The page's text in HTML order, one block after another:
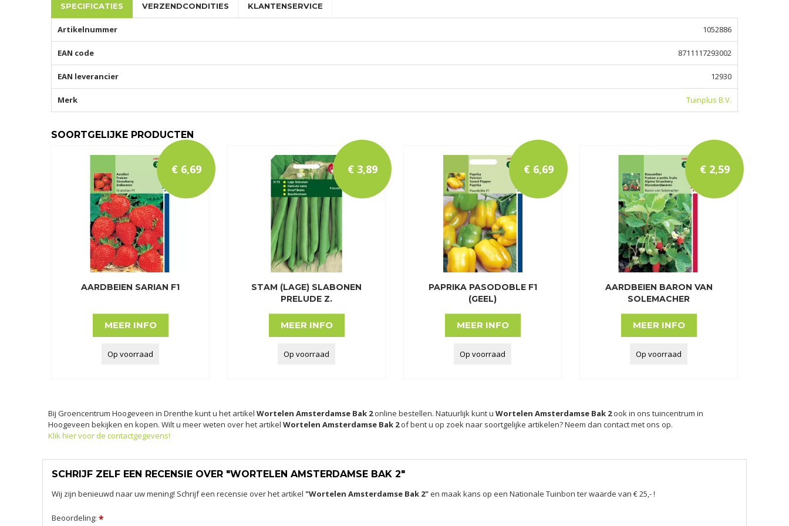
SPECIFICATIES VERZENDCONDITIES KLANTENSERVICE
Artikelnummer 1052886
EAN code 8711117293002
EAN leverancier 12930
Merk Tuinplus B.V.
SOORTGELIJKE PRODUCTEN
AARDBEIEN SARIAN F1
€ 6,69
MEER INFO
Op voorraad
STAM (LAGE) SLABONEN
PRELUDE Z.
€ 3,89
MEER INFO
Op voorraad
PAPRIKA PASODOBLE F1
(GEEL)
€ 6,69
MEER INFO
Op voorraad
AARDBEIEN BARON VAN
SOLEMACHER
€ 2,59
MEER INFO
Op voorraad
Bij Groencentrum Hoogeveen in Drenthe kunt u het artikel Wortelen Amsterdamse Bak 2online bestellen. Natuurlijk kunt u Wortelen Amsterdamse Bak 2ook in ons tuincentrum in
Hoogeveen bekijken en kopen. Wilt u meer weten over het artikel Wortelen Amsterdamse Bak 2of bent u op zoek naar soortgelijke artikelen? Neem dan contact met ons op.
Klik hier voor de contactgegevens!
SCHRIJF ZELF EEN RECENSIE OVER "WORTELEN AMSTERDAMSE BAK 2"
Wij zijn benieuwd naar uw mening! Schrijf een recensie over het artikel "Wortelen Amsterdamse Bak 2"en maak kans op een Nationale Tuinbon ter waarde van € 25,- !
Beoordeling: *